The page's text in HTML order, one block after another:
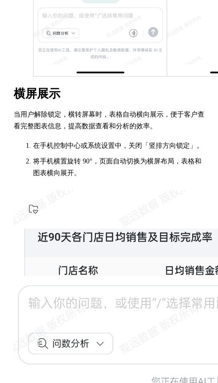
横屏展示
当用户解除锁定，横转屏幕时，表格自动横向展示，便于客户查
看完整图表信息，提高数据查看和分析的效率。
在手机控制中心或系统设置中，关闭「竖排方向锁定」。
将手机横置旋转 90°，页面自动切换为横屏布局，表格和
图表横向展开。